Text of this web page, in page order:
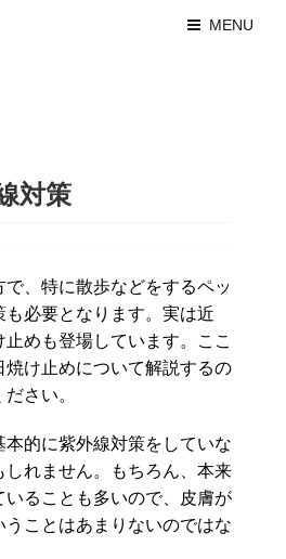
MENU
対策
、特に散歩などをするペッ
も必要となります。実は近
めも登場しています。ここ
焼け止めについて解説するの
さい。
的に紫外線対策をしていな
しれません。もちろん、本来
ることも多いので、皮膚が
ことはあまりないのではな